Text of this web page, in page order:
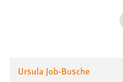
Ursula Job-Busche
Dieser Cookie speichert die